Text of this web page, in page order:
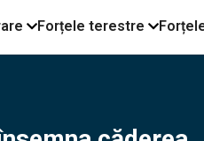
Forțele terestre